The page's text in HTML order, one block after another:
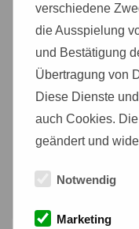
BAD
Ihre rundum
Residenz am
versüßen wir
verschiedene
die Ausspielung
und Bestätigung
Übertragung von
Diese Dienste
auch Cookies.
geändert und
Notwendig
Marketing